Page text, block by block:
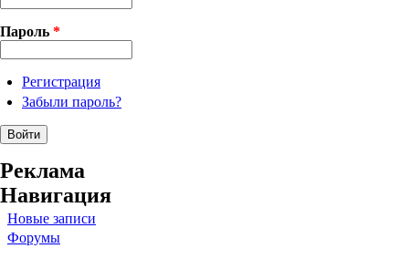
Пароль *
Регистрация
Забыли пароль?
Реклама
Навигация
Новые записи
Форумы